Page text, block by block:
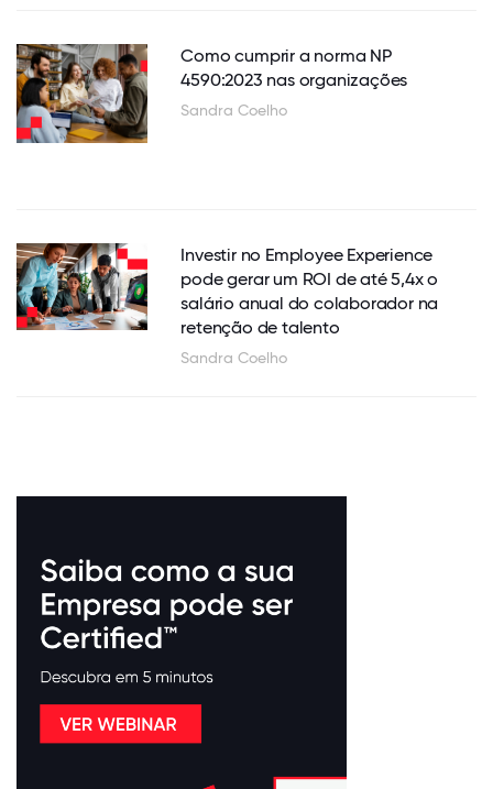
Como cumprir a norma NP
4590:2023 nas organizações
Sandra Coelho
Investir no Employee Experience
pode gerar um ROI de até 5,4x o
salário anual do colaborador na
retenção de talento
Sandra Coelho